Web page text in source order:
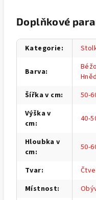
Doplňkové
Kategorie:
Barva:
Šířka v cm: 50-
Výška v
cm: 40-
Hloubka v
cm: 50-
Tvar:
Místnost: